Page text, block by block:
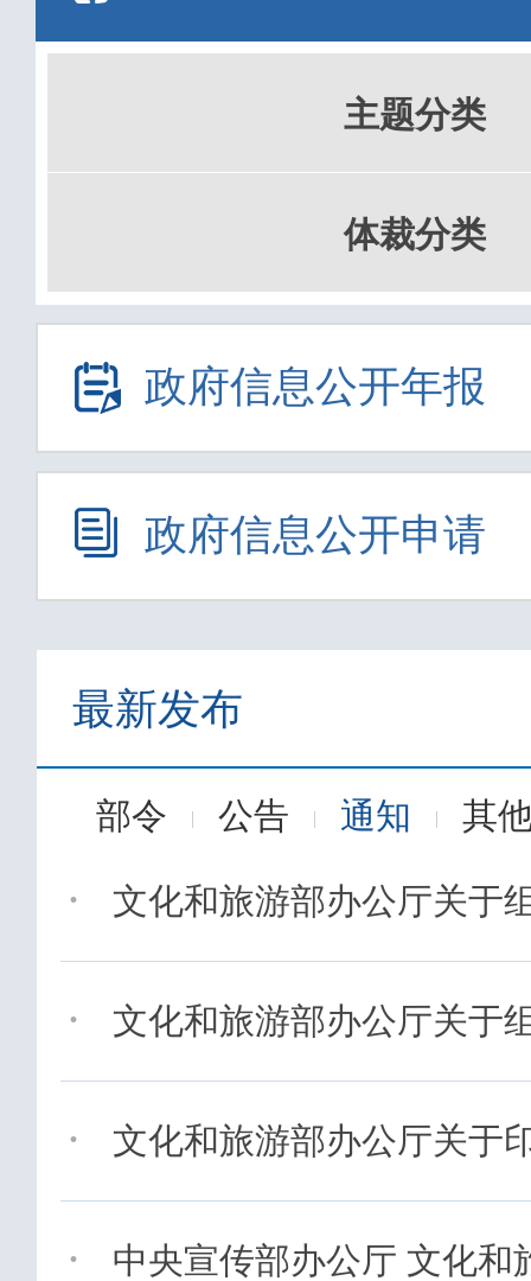
主题分类
体裁分类
政府信息公开年报
政府信息公开申请
最新发布
部令 | 公告 | 通知 | 其
· 文化和旅游部办公厅关于
· 文化和旅游部办公厅关于
· 文化和旅游部办公厅关于
· 中央宣传部办公厅 文化和